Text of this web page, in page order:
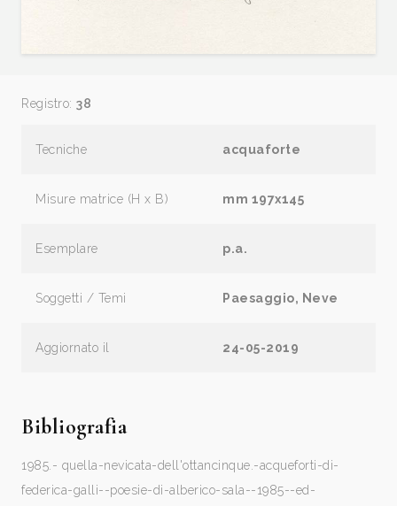
Registro: 38
Tecniche acquaforte
Misure matrice (H x B) mm 197x145
Esemplare p.a.
Soggetti / Temi Paesaggio, Neve
Aggiornato il 24-05-2019
Bibliografia
1985.- quella-nevicata-dell'ottancinque.-acqueforti-di-
federica-galli--poesie-di-alberico-sala--1985--ed-